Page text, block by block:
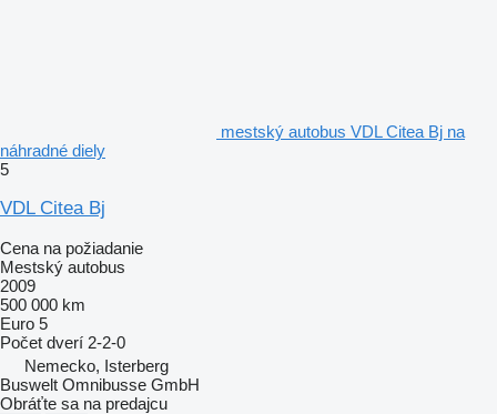
mestský autobus VDL Citea Bj na
náhradné diely
5
VDL Citea Bj
Cena na požiadanie
Mestský autobus
2009
500 000 km
Euro 5
Počet dverí 2-2-0
Nemecko, Isterberg
Buswelt Omnibusse GmbH
Obráťte sa na predajcu